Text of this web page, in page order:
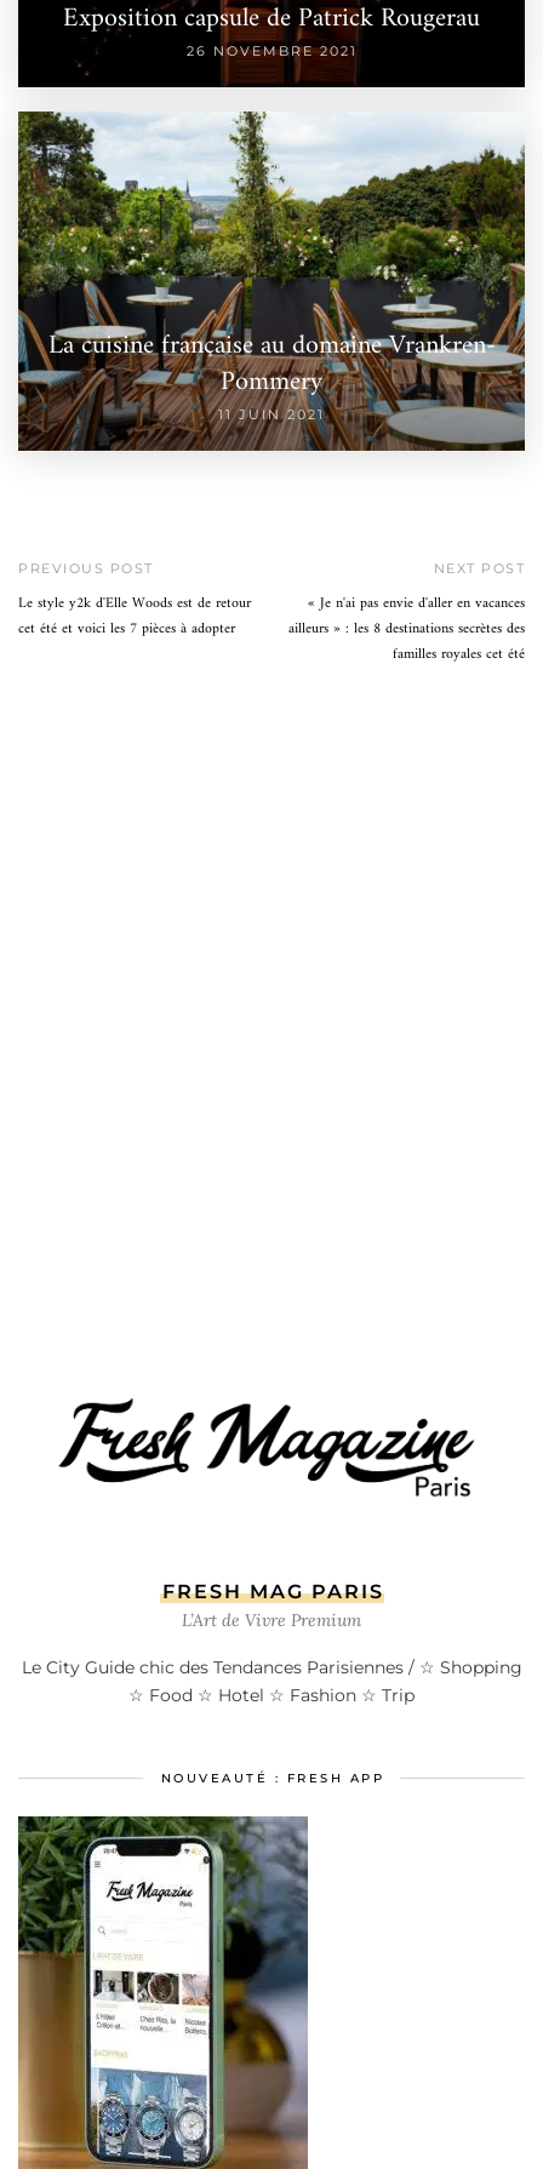
Exposition capsule de Patrick Rougerau
26 NOVEMBRE 2021
La cuisine française au domaine Vrankren-
Pommery
11 JUIN 2021
PREVIOUS POST
Le style y2k d'Elle Woods est de retour
cet été et voici les 7 pièces à adopter
NEXT POST
« Je n'ai pas envie d'aller en vacances
ailleurs » : les 8 destinations secrètes des
familles royales cet été
FRESH MAG PARIS
L’Art de Vivre Premium
Le City Guide chic des Tendances Parisiennes / ☆ Shopping
☆ Food ☆ Hotel ☆ Fashion ☆ Trip
NOUVEAUTÉ : FRESH APP